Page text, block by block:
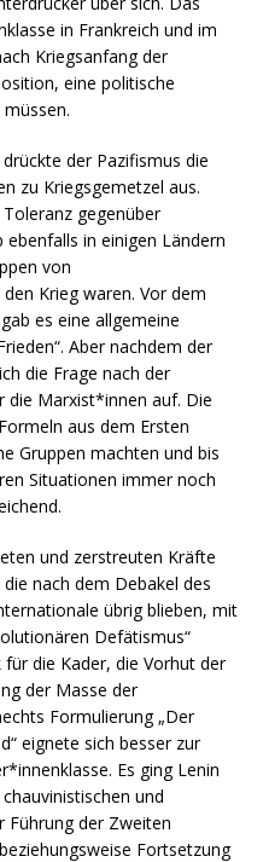
in Frankreich und im
Kriegsanfang der
eine politische
der Pazifismus die
zu Kriegsgemetzel aus.
gegenüber
ebenfalls in einigen Ländern
von
Krieg waren. Vor dem
es eine allgemeine
Aber nachdem der
die Frage nach der
die Marxist*innen auf. Die
aus dem Ersten
Gruppen machten und bis
Situationen immer noch
und zerstreuten Kräfte
nach dem Debakel des
übrig blieben, mit
Defätismus“
die Kader, die Vorhut der
der Masse der
Formulierung „Der
eignete sich besser zur
Es ging Lenin
und
Führung der Zweiten
Fortsetzung